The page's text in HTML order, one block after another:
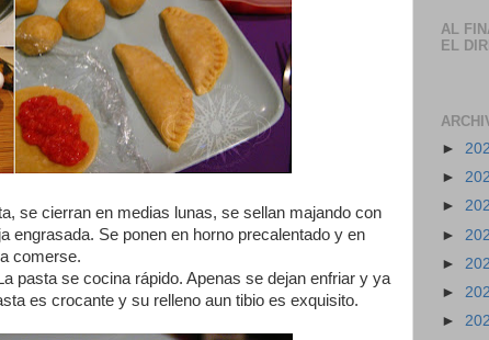
se cierran en medias lunas, se sellan majando con
engrasada. Se ponen en horno precalentado y en
comerse.
pasta se cocina rápido. Apenas se dejan enfriar y ya
es crocante y su relleno aun tibio es exquisito.
AL
EL
►
►
►
►
►
►
►